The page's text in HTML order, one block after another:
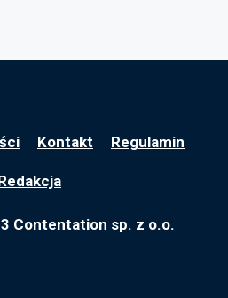
Kontakt Regulamin
Contentation sp. z o.o.